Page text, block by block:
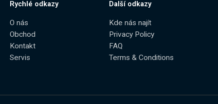
Rychlé odkazy
O nás
Obchod
Kontakt
Servis
Další odkazy
Kde nás najít
Privacy Policy
FAQ
Terms & Conditions